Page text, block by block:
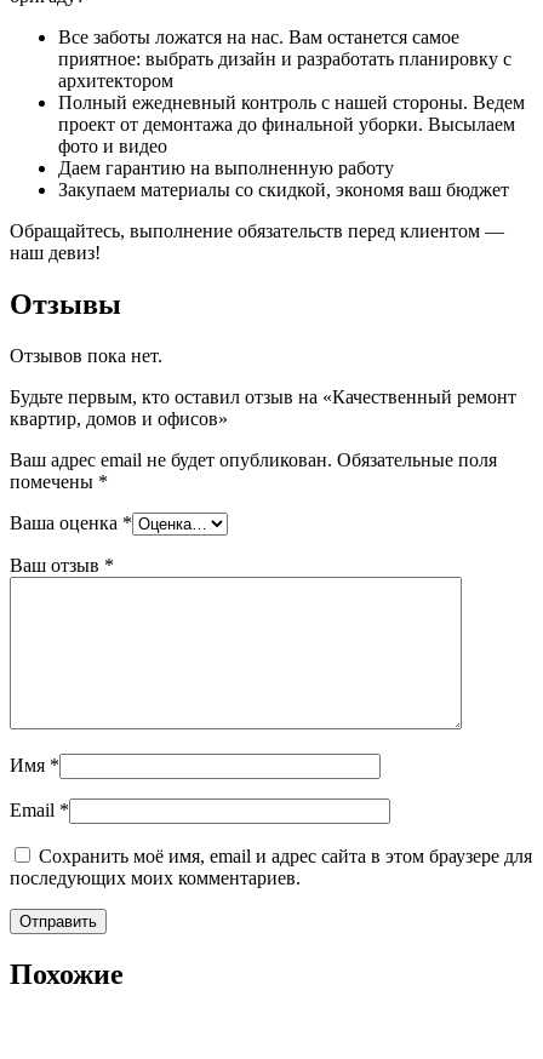
Все заботы ложатся на нас. Вам останется самое
приятное: выбрать дизайн и разработать планировку с
архитектором
Полный ежедневный контроль с нашей стороны. Ведем
проект от демонтажа до финальной уборки. Высылаем
фото и видео
Даем гарантию на выполненную работу
Закупаем материалы со скидкой, экономя ваш бюджет
Обращайтесь, выполнение обязательств перед клиентом —
наш девиз!
Отзывы
Отзывов пока нет.
Будьте первым, кто оставил отзыв на «Качественный ремонт
квартир, домов и офисов»
Ваш адрес email не будет опубликован. Обязательные поля
помечены *
Ваша оценка *
Ваш отзыв *
Имя *
Email *
Сохранить моё имя, email и адрес сайта в этом браузере для
последующих моих комментариев.
Похожие